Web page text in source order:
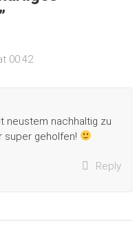
”
00:42
neustem nachhaltig zu
super geholfen!
Reply